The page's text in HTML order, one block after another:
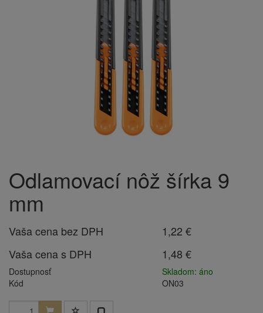
Odlamovací nôž šírka 9
mm
Vaša cena bez DPH
1,22 €
Vaša cena s DPH
1,48 €
Dostupnosť
Skladom: áno
Kód
ON03